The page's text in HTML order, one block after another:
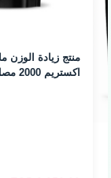
منتج زيادة الوزن